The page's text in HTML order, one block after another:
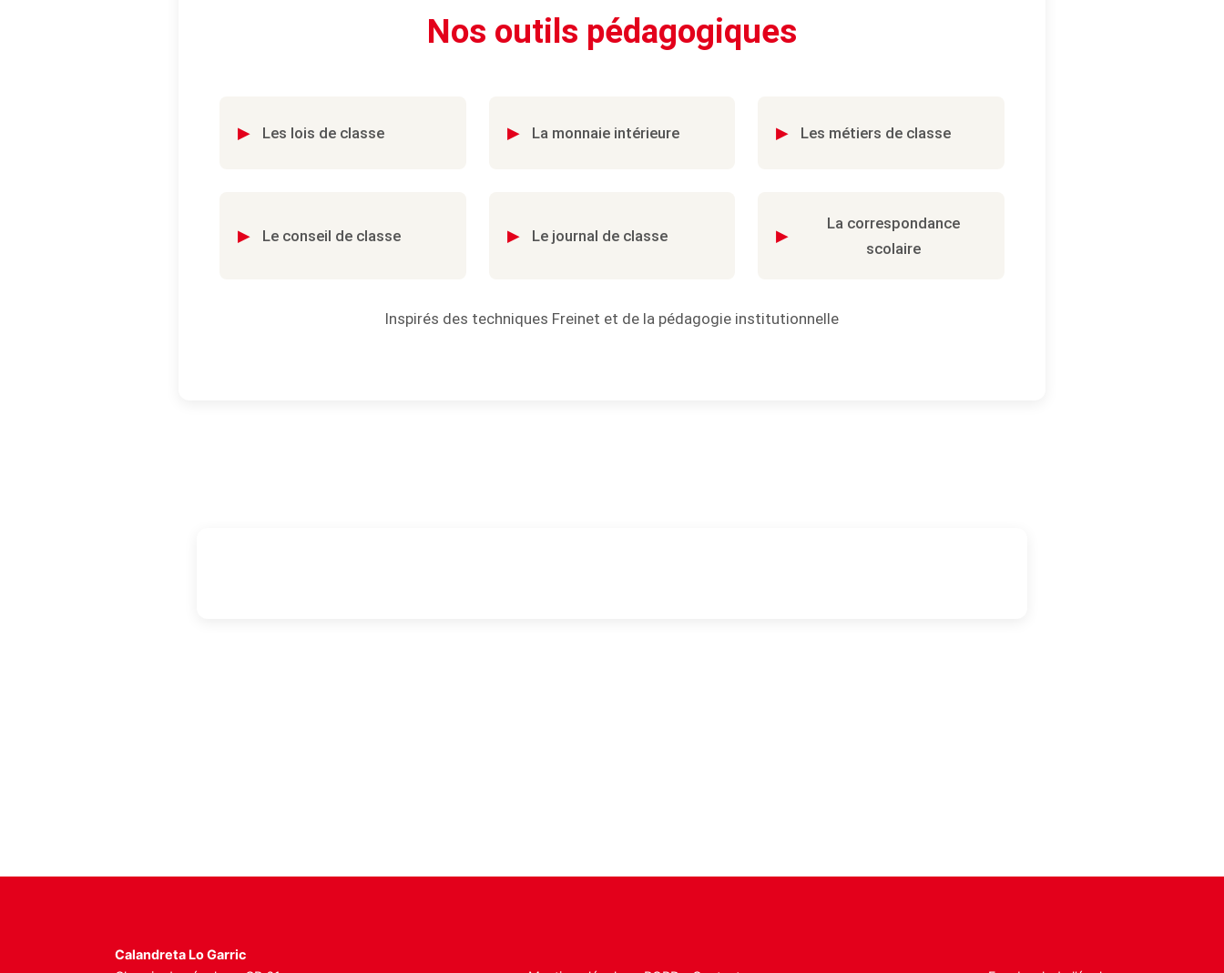
Nos outils pédagogiques
▸ Les lois de classe ▸ La monnaie intérieure ▸ Les métiers de classe
▸ Le conseil de classe ▸ Le journal de classe ▸
La correspondance
scolaire
Inspirés des techniques Freinet et de la pédagogie institutionnelle
Calandreta Lo Garric